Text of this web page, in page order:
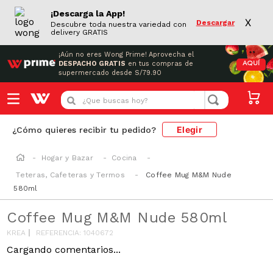
¡Descarga la App!
Descubre toda nuestra variedad con
delivery GRATIS
Descargar X
¡Aún no eres Wong Prime! Aprovecha el
DESPACHO GRATIS en tus compras de
supermercado desde S/79.90
AQUÍ
¿Que buscas hoy?
¿Cómo quieres recibir tu pedido? Elegir
Hogar y Bazar
Cocina
Teteras, Cafeteras y Termos
Coffee Mug M&M Nude
580ml
Coffee Mug M&M Nude 580ml
KREA REFERENCIA:1040672
Cargando comentarios...